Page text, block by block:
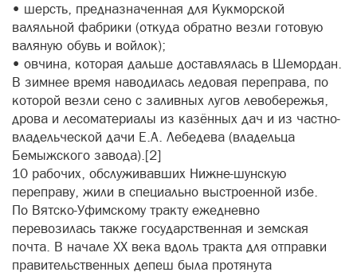
• шерсть, предназначенная для Кукморской
валяльной фабрики (откуда обратно везли готовую
валяную обувь и войлок);
• овчина, которая дальше доставлялась в Шемордан.
В зимнее время наводилась ледовая переправа, по
которой везли сено с заливных лугов левобережья,
дрова и лесоматериалы из казённых дач и из частно-
владельческой дачи Е.А. Лебедева (владельца
Бемыжского завода).[2]
10 рабочих, обслуживавших Нижне-шунскую
переправу, жили в специально выстроенной избе.
По Вятско-Уфимскому тракту ежедневно
перевозилась также государственная и земская
почта. В начале ХХ века вдоль тракта для отправки
правительственных депеш была протянута